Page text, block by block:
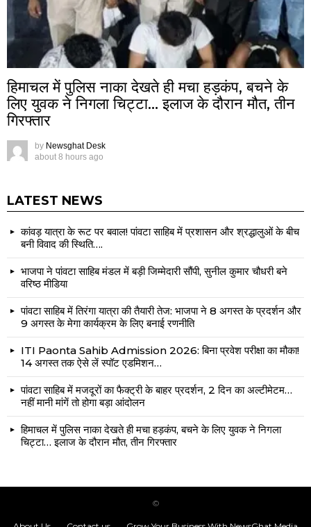
हिमाचल में पुलिस नाका देखते ही मचा हड़कंप, बचने के
लिए युवक ने निगला चिट्टा… इलाज के दौरान मौत, तीन
गिरफ्तार
by Newsghat Desk
about 8 hours ago
LATEST NEWS
कांवड़ यात्रा के रूट पर बवाल! पांवटा साहिब में प्रशासन और श्रद्धालुओं के बीच
बनी विवाद की स्थिति….
भाजपा ने पांवटा साहिब मंडल में बड़ी जिम्मेदारी सौंपी, सुनील कुमार चौधरी बने
वरिष्ठ मीडिया
पांवटा साहिब में तिरंगा यात्रा की तैयारी तेज: भाजपा ने 8 अगस्त के प्रदर्शन और
9 अगस्त के मेगा कार्यक्रम के लिए बनाई रणनीति
ITI Paonta Sahib Admission 2026: बिना प्रवेश परीक्षा का मौका!
14 अगस्त तक ऐसे लें स्पॉट एडमिशन…
पांवटा साहिब में मजदूरों का फैक्ट्री के बाहर प्रदर्शन, 2 दिन का अल्टीमेटम…
नहीं मानी मांगें तो होगा बड़ा आंदोलन
हिमाचल में पुलिस नाका देखते ही मचा हड़कंप, बचने के लिए युवक ने निगला
चिट्टा… इलाज के दौरान मौत, तीन गिरफ्तार
©